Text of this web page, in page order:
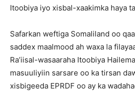
Itoobiya iyo xisbal-xaakimka haya
Safarkan weftiga Somaliland oo
saddex maalmood ah waxa la
Ra’iisal-wasaaraha Itoobiya
masuuliyiin sarsare oo ka tirsan
xisbigeeda EPRDF oo ay ka